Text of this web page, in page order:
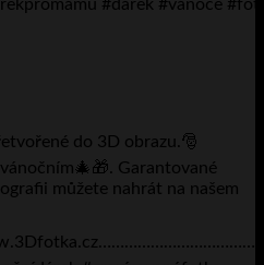
do 3D obrazu.🎅
Garantované
můžete nahrát na našem